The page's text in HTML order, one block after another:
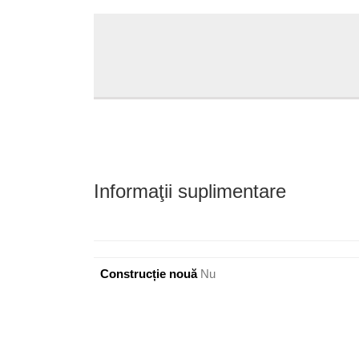
Informaţii suplimentare
Construcție nouă Nu